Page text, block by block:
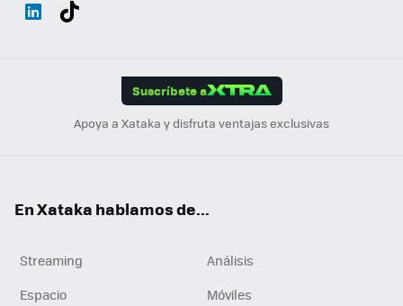
Suscríbete a
Apoya a Xataka y disfruta ventajas exclusivas
En Xataka hablamos de...
Streaming
Análisis
Espacio
Móviles